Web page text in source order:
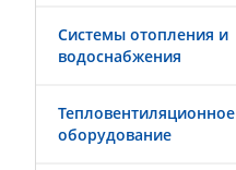
Системы отопления и
водоснабжения
Тепловентиляционное
оборудование